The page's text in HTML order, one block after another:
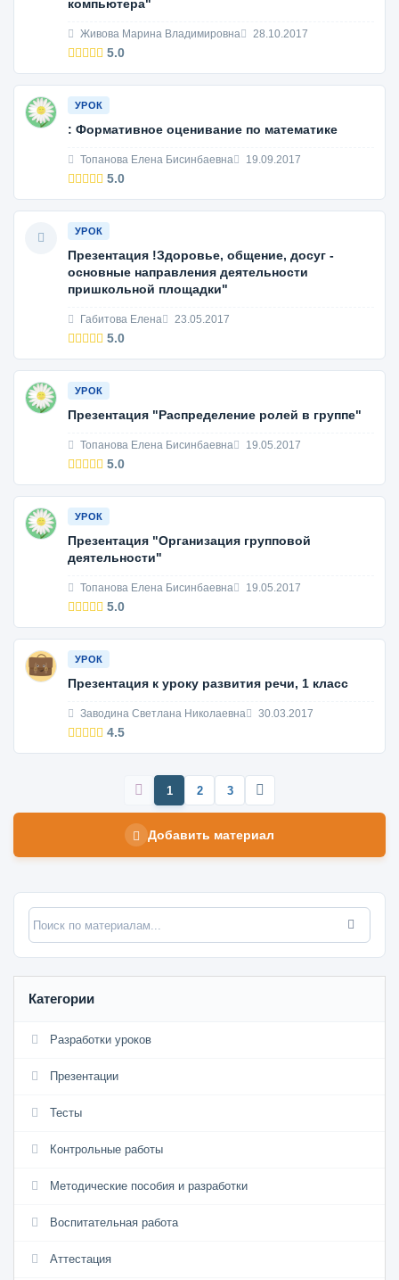
компьютера"
Живова Марина Владимировна 28.10.2017
5.0
УРОК
: Формативное оценивание по математике
Топанова Елена Бисинбаевна 19.09.2017
5.0
УРОК
Презентация !Здоровье, общение, досуг -
основные направления деятельности
пришкольной площадки"
Габитова Елена 23.05.2017
5.0
УРОК
Презентация "Распределение ролей в группе"
Топанова Елена Бисинбаевна 19.05.2017
5.0
УРОК
Презентация "Организация групповой
деятельности"
Топанова Елена Бисинбаевна 19.05.2017
5.0
УРОК
Презентация к уроку развития речи, 1 класс
Заводина Светлана Николаевна 30.03.2017
4.5
1 2 3
Добавить материал
Категории
Разработки уроков
Презентации
Тесты
Контрольные работы
Методические пособия и разработки
Воспитательная работа
Аттестация